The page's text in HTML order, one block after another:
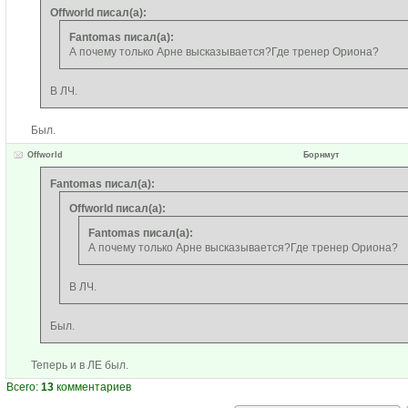
Offworld писал(а):
Fantomas писал(а):
А почему только Арне высказывается?Где тренер Ориона?
В ЛЧ.
Был.
Offworld Борнмут
Fantomas писал(а):
Offworld писал(а):
Fantomas писал(а):
А почему только Арне высказывается?Где тренер Ориона?
В ЛЧ.
Был.
Теперь и в ЛЕ был.
Всего: 13 комментариев